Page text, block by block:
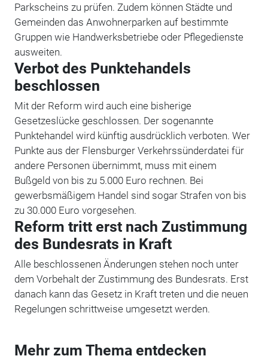
Parkscheins zu prüfen. Zudem können Städte und
Gemeinden das Anwohnerparken auf bestimmte
Gruppen wie Handwerksbetriebe oder Pflegedienste
ausweiten.
Verbot des Punktehandels
beschlossen
Mit der Reform wird auch eine bisherige
Gesetzeslücke geschlossen. Der sogenannte
Punktehandel wird künftig ausdrücklich verboten. Wer
Punkte aus der Flensburger Verkehrssünderdatei für
andere Personen übernimmt, muss mit einem
Bußgeld von bis zu 5.000 Euro rechnen. Bei
gewerbsmäßigem Handel sind sogar Strafen von bis
zu 30.000 Euro vorgesehen.
Reform tritt erst nach Zustimmung
des Bundesrats in Kraft
Alle beschlossenen Änderungen stehen noch unter
dem Vorbehalt der Zustimmung des Bundesrats. Erst
danach kann das Gesetz in Kraft treten und die neuen
Regelungen schrittweise umgesetzt werden.
Mehr zum Thema entdecken